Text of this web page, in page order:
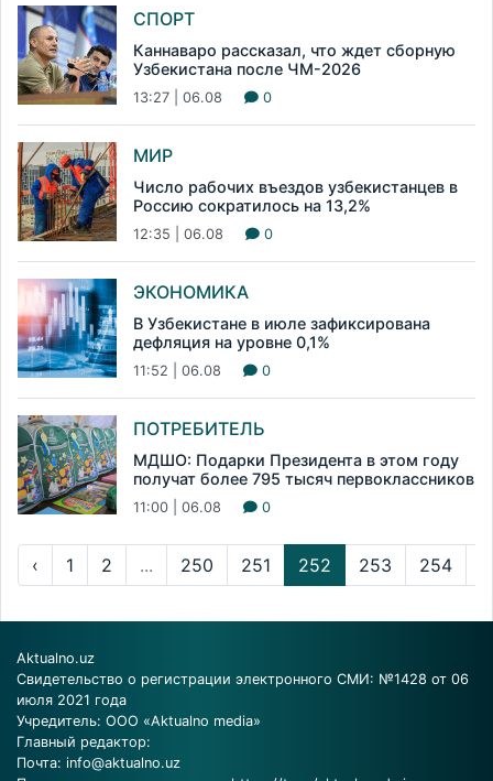
СПОРТ
Каннаваро рассказал, что ждет сборную
Узбекистана после ЧМ-2026
13:27 | 06.08 0
МИР
Число рабочих въездов узбекистанцев в
Россию сократилось на 13,2%
12:35 | 06.08 0
ЭКОНОМИКА
В Узбекистане в июле зафиксирована
дефляция на уровне 0,1%
11:52 | 06.08 0
ПОТРЕБИТЕЛЬ
МДШО: Подарки Президента в этом году
получат более 795 тысяч первоклассников
11:00 | 06.08 0
‹ 1 2 ... 250 251 252 253 254
Aktualno.uz
Свидетельство о регистрации электронного СМИ: №1428 от 06
июля 2021 года
Учредитель: ООО «Aktualno media»
Главный редактор:
Почта: info@aktualno.uz